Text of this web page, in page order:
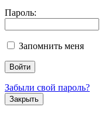
Пароль:
Запомнить меня
Забыли свой пароль?
Закрыть